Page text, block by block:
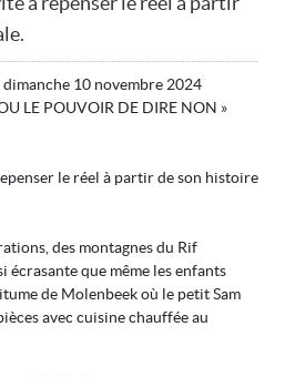
10 novembre 2024
LE POUVOIR DE DIRE NON »
le réel à partir de son histoire
des montagnes du Rif
écrasante que même les enfants
de Molenbeek où le petit Sam
avec cuisine chauffée au